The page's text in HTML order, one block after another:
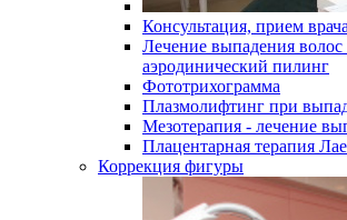
Консультация, прием
Лечение выпадения
аэродинический пилинг
Фототрихограмма
Плазмолифтинг при
Мезотерапия - лечение
Плацентарная терапия
Коррекция фигуры